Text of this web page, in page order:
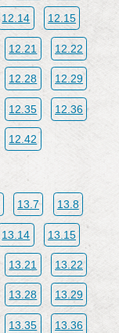
12.14 12.15
12.21 12.22
12.28 12.29
12.35 12.36
12.42
13.7 13.8
13.14 13.15
13.21 13.22
13.28 13.29
13.35 13.36